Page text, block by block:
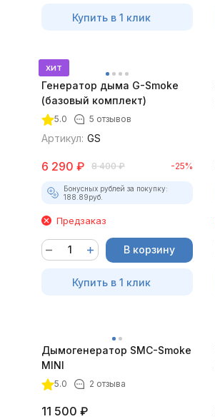
Купить в 1 клик
хит
Генератор дыма G-Smoke
(базовый комплект)
5.0 5 отзывов
Артикул: GS
6 290 ₽ 8 400 ₽ -25%
Бонусных рублей за покупку:
188.89руб.
Предзаказ
В корзину
Купить в 1 клик
Дымогенератор SMC-Smoke
MINI
5.0 2 отзыва
11 500 ₽